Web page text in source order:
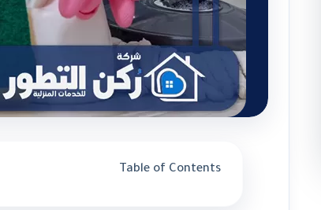
Table of Contents